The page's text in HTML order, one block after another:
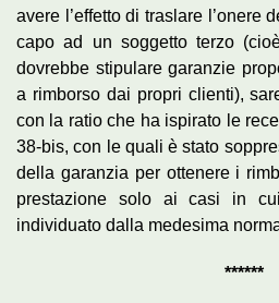
avere l’effetto di traslare l’onere
capo ad un soggetto terzo
dovrebbe stipulare garanzie
a rimborso dai propri clienti),
con la ratio che ha ispirato le
38-bis, con le quali è stato
della garanzia per ottenere i
prestazione solo ai casi in
individuato dalla medesima
******